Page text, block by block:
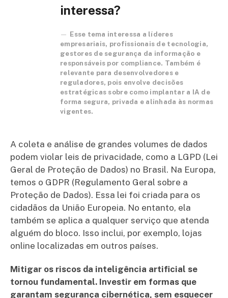
interessa?
Esse tema interessa a líderes
empresariais, profissionais de tecnologia,
gestores de segurança da informação e
responsáveis por compliance. Também é
relevante para desenvolvedores e
reguladores, pois envolve decisões
estratégicas sobre como implantar a IA de
forma segura, privada e alinhada às normas
vigentes.
A coleta e análise de grandes volumes de dados
podem violar leis de privacidade, como a LGPD (Lei
Geral de Proteção de Dados) no Brasil. Na Europa,
temos o GDPR (Regulamento Geral sobre a
Proteção de Dados). Essa lei foi criada para os
cidadãos da União Europeia. No entanto, ela
também se aplica a qualquer serviço que atenda
alguém do bloco. Isso inclui, por exemplo, lojas
online localizadas em outros países.
Mitigar os riscos da inteligência artificial se
tornou fundamental. Investir em formas que
garantam segurança cibernética, sem esquecer